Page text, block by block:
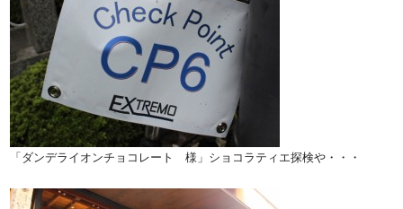
「ダンデライオンチョコレート 様」ショコラティエ探検や・・・